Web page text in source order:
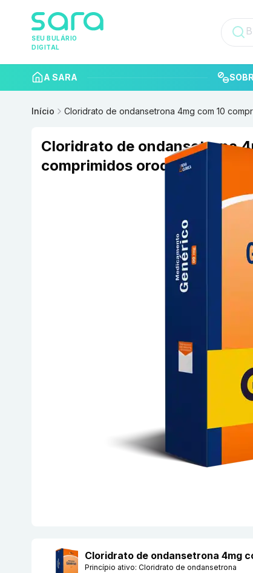
SEU BULÁRIO
DIGITAL
A SARA
Início Cloridrato de ondansetrona 4mg com 10
Cloridrato de ondansetrona
comprimidos orodispersíveis
Cloridrato de ondansetrona 4mg
Princípio ativo: Cloridrato de ondansetrona